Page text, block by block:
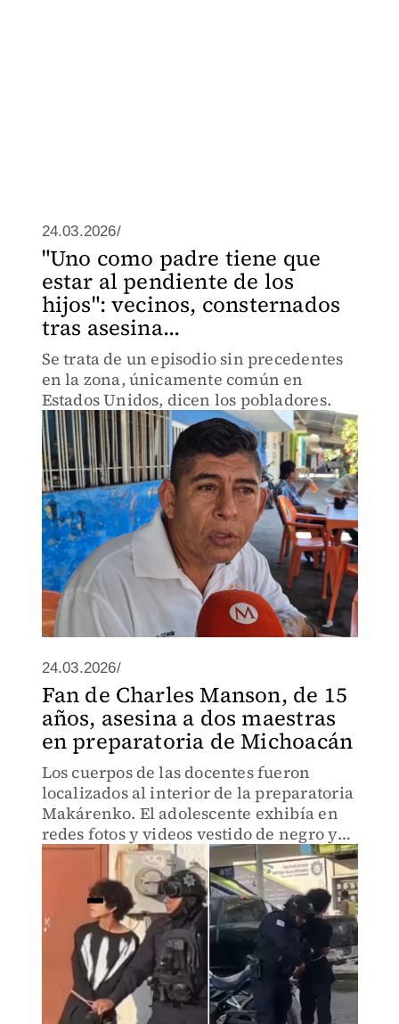
24.03.2026/
"Uno como padre tiene que
estar al pendiente de los
hijos": vecinos, consternados
tras asesina...
Se trata de un episodio sin precedentes
en la zona, únicamente común en
Estados Unidos, dicen los pobladores.
24.03.2026/
Fan de Charles Manson, de 15
años, asesina a dos maestras
en preparatoria de Michoacán
Los cuerpos de las docentes fueron
localizados al interior de la preparatoria
Makárenko. El adolescente exhibía en
redes fotos y videos vestido de negro y
portando un arma, además de
materiales incels.